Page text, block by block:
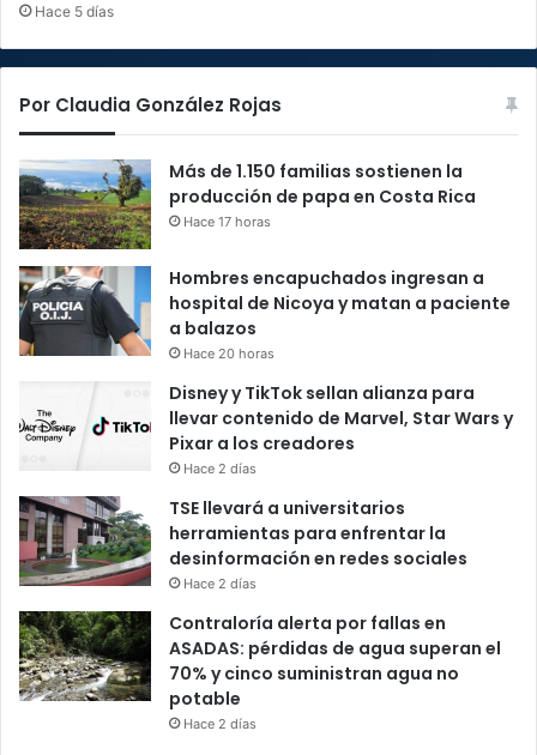
Hace 5 días
Por Claudia González Rojas
Más de 1.150 familias sostienen la
producción de papa en Costa Rica
Hace 17 horas
Hombres encapuchados ingresan a
hospital de Nicoya y matan a paciente
a balazos
Hace 20 horas
Disney y TikTok sellan alianza para
llevar contenido de Marvel, Star Wars y
Pixar a los creadores
Hace 2 días
TSE llevará a universitarios
herramientas para enfrentar la
desinformación en redes sociales
Hace 2 días
Contraloría alerta por fallas en
ASADAS: pérdidas de agua superan el
70% y cinco suministran agua no
potable
Hace 2 días